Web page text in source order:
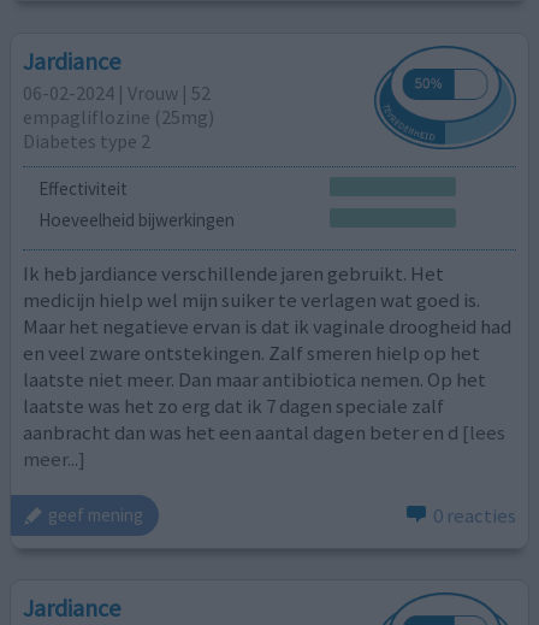
Jardiance
06-02-2024 | Vrouw | 52
empagliflozine (25mg)
Diabetes type 2
Effectiviteit
Hoeveelheid bijwerkingen
Ik heb jardiance verschillende jaren gebruikt. Het
medicijn hielp wel mijn suiker te verlagen wat goed is.
Maar het negatieve ervan is dat ik vaginale droogheid had
en veel zware ontstekingen. Zalf smeren hielp op het
laatste niet meer. Dan maar antibiotica nemen. Op het
laatste was het zo erg dat ik 7 dagen speciale zalf
aanbracht dan was het een aantal dagen beter en d [lees
meer...]
geef mening 0 reacties
Jardiance